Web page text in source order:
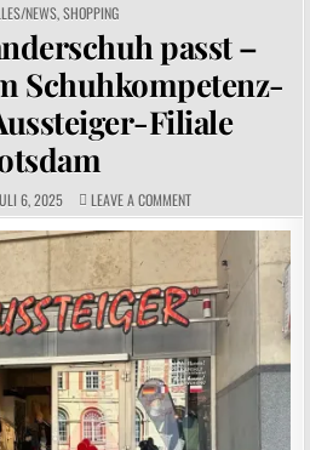
IN NEWS,SHOPPING
passt –
Schuhkompetenz-
Filiale
DATE:
6, 2025 COMMENTS:
LEAVE A COMMENTON WENN DER